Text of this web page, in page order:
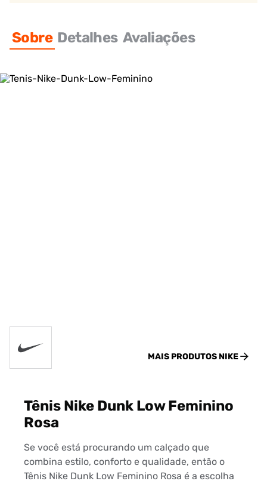
Sobre Detalhes Avaliações
MAIS PRODUTOS NIKE
Tênis Nike Dunk Low Feminino
Rosa
Se você está procurando um calçado que
combina estilo, conforto e qualidade, então o
Tênis Nike Dunk Low Feminino Rosa é a escolha